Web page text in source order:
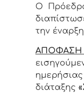
Ο
την
ΑΠΟΦΑΣΗ
ημερήσιας
διάταξης